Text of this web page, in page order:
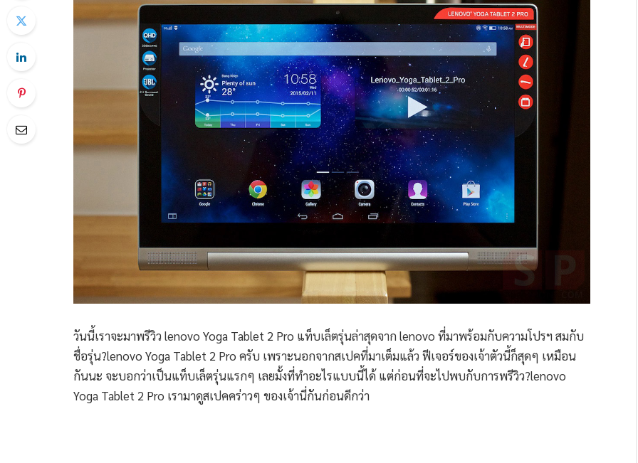
วันนี้เราจะมาพรีวิว lenovo Yoga Tablet 2 Pro แท็บเล็ตรุ่นล่าสุดจาก lenovo ที่มาพร้อมกับความโปรฯ สมกับ
ชื่อรุ่น?lenovo Yoga Tablet 2 Pro ครับ เพราะนอกจากสเปคที่มาเต็มแล้ว ฟีเจอร์ของเจ้าตัวนี้ก็สุดๆ เหมือน
กันนะ จะบอกว่าเป็นแท็บเล็ตรุ่นแรกๆ เลยมั้งที่ทำอะไรแบบนี้ได้ แต่ก่อนที่จะไปพบกับการพรีวิว?lenovo
Yoga Tablet 2 Pro เรามาดูสเปคคร่าวๆ ของเจ้านี่กันก่อนดีกว่า